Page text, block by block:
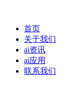
首页
关于我们
ai资讯
ai应用
联系我们